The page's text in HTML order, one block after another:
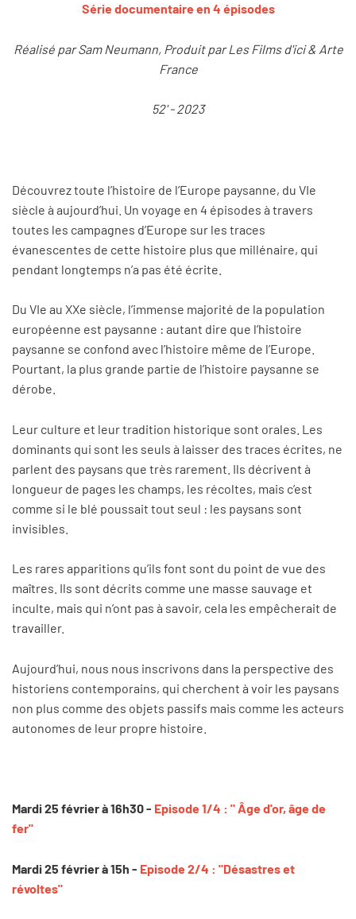
Série documentaire en 4 épisodes
Réalisé par Sam Neumann, Produit par Les Films d'ici & Arte
France
52' - 2023
Découvrez toute l’histoire de l’Europe paysanne, du VIe
siècle à aujourd’hui. Un voyage en 4 épisodes à travers
toutes les campagnes d’Europe sur les traces
évanescentes de cette histoire plus que millénaire, qui
pendant longtemps n’a pas été écrite.
Du VIe au XXe siècle, l’immense majorité de la population
européenne est paysanne : autant dire que l’histoire
paysanne se confond avec l’histoire même de l’Europe.
Pourtant, la plus grande partie de l’histoire paysanne se
dérobe.
Leur culture et leur tradition historique sont orales. Les
dominants qui sont les seuls à laisser des traces écrites, ne
parlent des paysans que très rarement. Ils décrivent à
longueur de pages les champs, les récoltes, mais c’est
comme si le blé poussait tout seul : les paysans sont
invisibles.
Les rares apparitions qu’ils font sont du point de vue des
maîtres. Ils sont décrits comme une masse sauvage et
inculte, mais qui n’ont pas à savoir, cela les empêcherait de
travailler.
Aujourd’hui, nous nous inscrivons dans la perspective des
historiens contemporains, qui cherchent à voir les paysans
non plus comme des objets passifs mais comme les acteurs
autonomes de leur propre histoire.
Mardi 25 février à 16h30 - Episode 1/4 : " Âge d'or, âge de
fer"
Mardi 25 février à 15h - Episode 2/4 : "Désastres et
révoltes"